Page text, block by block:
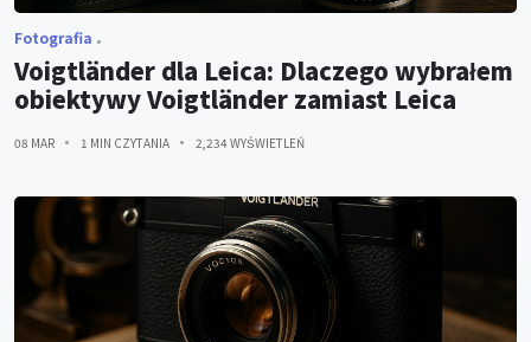
Fotografia
Voigtländer dla Leica: Dlaczego wybrałem
obiektywy Voigtländer zamiast Leica
08 MAR 1 MIN CZYTANIA 2,234 WYŚWIETLEŃ